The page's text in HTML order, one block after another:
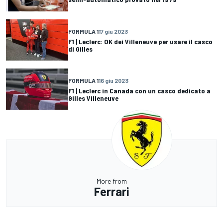
FORMULA 117 giu 2023
F1 | Leclerc: OK dei Villeneuve per usare il casco
di Gilles
FORMULA 116 giu 2023
F1 | Leclerc in Canada con un casco dedicato a
Gilles Villeneuve
More from
Ferrari